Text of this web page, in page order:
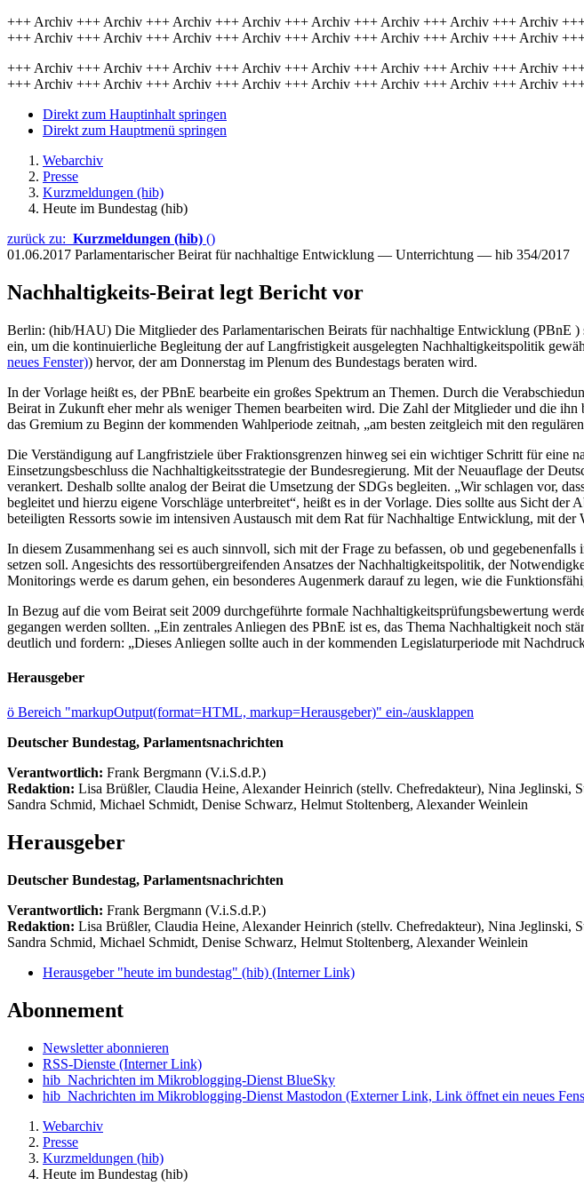
+++ Archiv +++ Archiv +++ Archiv +++ Archiv +++ Archiv +++ Archiv +++ Archiv +++ Archiv
+++ Archiv +++ Archiv +++ Archiv +++ Archiv +++ Archiv +++ Archiv +++ Archiv +++ Archiv
+++ Archiv +++ Archiv +++ Archiv +++ Archiv +++ Archiv +++ Archiv +++ Archiv +++ Archiv
+++ Archiv +++ Archiv +++ Archiv +++ Archiv +++ Archiv +++ Archiv +++ Archiv +++ Archiv
Direkt zum Hauptinhalt springen
Direkt zum Hauptmenü springen
Webarchiv
Presse
Kurzmeldungen (hib)
Heute im Bundestag (hib)
zurück zu: Kurzmeldungen (hib) ()
01.06.2017 Parlamentarischer Beirat für nachhaltige Entwicklung — Unterrichtung — hib 354/2017
Nachhaltigkeits-Beirat legt Bericht vor
Berlin: (hib/HAU) Die Mitglieder des Parlamentarischen Beirats für nachhaltige Entwicklung (PBnE )
ein, um die kontinuierliche Begleitung der auf Langfristigkeit ausgelegten Nachhaltigkeitspolitik
neues Fenster)) hervor, der am Donnerstag im Plenum des Bundestags beraten wird.
In der Vorlage heißt es, der PBnE bearbeite ein großes Spektrum an Themen. Durch die
Beirat in Zukunft eher mehr als weniger Themen bearbeiten wird. Die Zahl der Mitglieder und die
das Gremium zu Beginn der kommenden Wahlperiode zeitnah, „am besten zeitgleich mit den
Die Verständigung auf Langfristziele über Fraktionsgrenzen hinweg sei ein wichtiger Schritt für
Einsetzungsbeschluss die Nachhaltigkeitsstrategie der Bundesregierung. Mit der Neuauflage der
verankert. Deshalb sollte analog der Beirat die Umsetzung der SDGs begleiten. „Wir schlagen vor,
begleitet und hierzu eigene Vorschläge unterbreitet“, heißt es in der Vorlage. Dies sollte aus Sicht
beteiligten Ressorts sowie im intensiven Austausch mit dem Rat für Nachhaltige Entwicklung, mit der
In diesem Zusammenhang sei es auch sinnvoll, sich mit der Frage zu befassen, ob und
setzen soll. Angesichts des ressortübergreifenden Ansatzes der Nachhaltigkeitspolitik, der
Monitorings werde es darum gehen, ein besonderes Augenmerk darauf zu legen, wie die
In Bezug auf die vom Beirat seit 2009 durchgeführte formale Nachhaltigkeitsprüfungsbewertung
gegangen werden sollten. „Ein zentrales Anliegen des PBnE ist es, das Thema Nachhaltigkeit noch
deutlich und fordern: „Dieses Anliegen sollte auch in der kommenden Legislaturperiode mit
Herausgeber
ö Bereich "markupOutput(format=HTML, markup=Herausgeber)" ein-/ausklappen
Deutscher Bundestag, Parlamentsnachrichten
Verantwortlich: Frank Bergmann (V.i.S.d.P.)
Redaktion: Lisa Brüßler, Claudia Heine, Alexander Heinrich (stellv. Chefredakteur), Nina Jeglinski,
Sandra Schmid, Michael Schmidt, Denise Schwarz, Helmut Stoltenberg, Alexander Weinlein
Herausgeber
Deutscher Bundestag, Parlamentsnachrichten
Verantwortlich: Frank Bergmann (V.i.S.d.P.)
Redaktion: Lisa Brüßler, Claudia Heine, Alexander Heinrich (stellv. Chefredakteur), Nina Jeglinski,
Sandra Schmid, Michael Schmidt, Denise Schwarz, Helmut Stoltenberg, Alexander Weinlein
Herausgeber "heute im bundestag" (hib) (Interner Link)
Abonnement
Newsletter abonnieren
RSS-Dienste (Interner Link)
hib_Nachrichten im Mikroblogging-Dienst BlueSky
hib_Nachrichten im Mikroblogging-Dienst Mastodon (Externer Link, Link öffnet ein neues
Webarchiv
Presse
Kurzmeldungen (hib)
Heute im Bundestag (hib)